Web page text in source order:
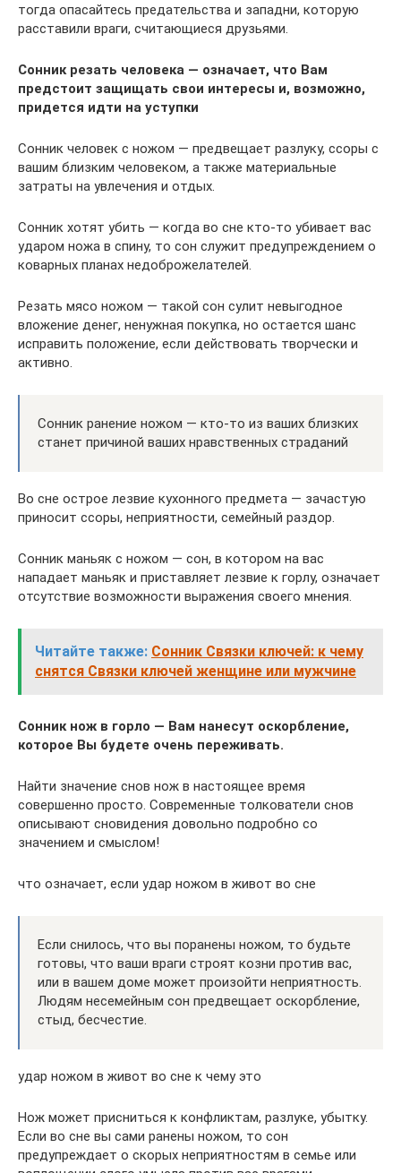
тогда опасайтесь предательства и западни, которую
расставили враги, считающиеся друзьями.
Сонник резать человека — означает, что Вам
предстоит защищать свои интересы и, возможно,
придется идти на уступки
Сонник человек с ножом — предвещает разлуку, ссоры с
вашим близким человеком, а также материальные
затраты на увлечения и отдых.
Сонник хотят убить — когда во сне кто-то убивает вас
ударом ножа в спину, то сон служит предупреждением о
коварных планах недоброжелателей.
Резать мясо ножом — такой сон сулит невыгодное
вложение денег, ненужная покупка, но остается шанс
исправить положение, если действовать творчески и
активно.
Сонник ранение ножом — кто-то из ваших близких
станет причиной ваших нравственных страданий
Во сне острое лезвие кухонного предмета — зачастую
приносит ссоры, неприятности, семейный раздор.
Сонник маньяк с ножом — сон, в котором на вас
нападает маньяк и приставляет лезвие к горлу, означает
отсутствие возможности выражения своего мнения.
Читайте также: Сонник Связки ключей: к чему
снятся Связки ключей женщине или мужчине
Сонник нож в горло — Вам нанесут оскорбление,
которое Вы будете очень переживать.
Найти значение снов нож в настоящее время
совершенно просто. Современные толкователи снов
описывают сновидения довольно подробно со
значением и смыслом!
что означает, если удар ножом в живот во сне
Если снилось, что вы поранены ножом, то будьте
готовы, что ваши враги строят козни против вас,
или в вашем доме может произойти неприятность.
Людям несемейным сон предвещает оскорбление,
стыд, бесчестие.
удар ножом в живот во сне к чему это
Нож может присниться к конфликтам, разлуке, убытку.
Если во сне вы сами ранены ножом, то сон
предупреждает о скорых неприятностям в семье или